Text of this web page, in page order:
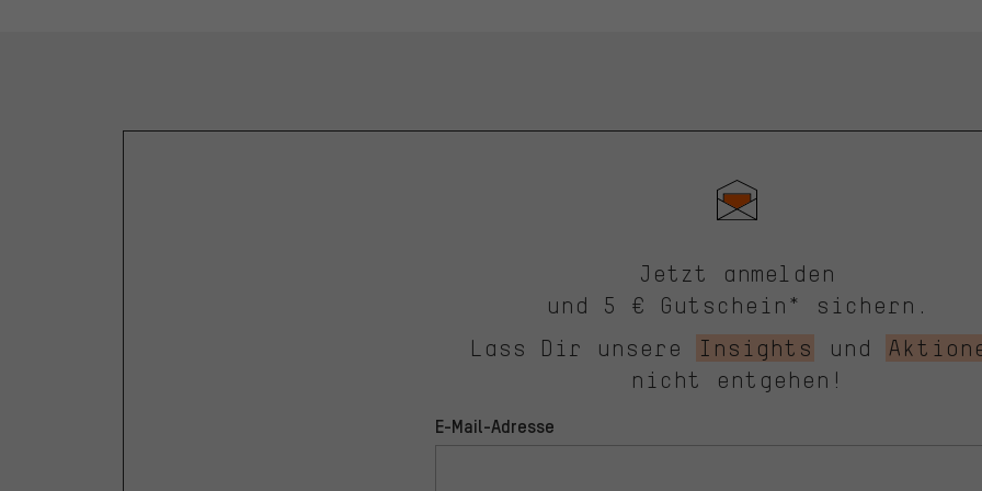
Jetzt anmelden
und 5 € Gutschein* sichern.
Lass Dir unsere
Insights und
nicht entgehen!
E-Mail-Adresse